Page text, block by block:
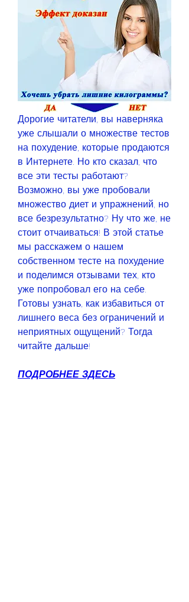
Дорогие читатели, вы наверняка
уже слышали о множестве тестов
на похудение, которые продаются
в Интернете. Но кто сказал, что
все эти тесты работают?
Возможно, вы уже пробовали
множество диет и упражнений, но
все безрезультатно? Ну что же, не
стоит отчаиваться! В этой статье
мы расскажем о нашем
собственном тесте на похудение
и поделимся отзывами тех, кто
уже попробовал его на себе.
Готовы узнать, как избавиться от
лишнего веса без ограничений и
неприятных ощущений? Тогда
читайте дальше!
ПОДРОБНЕЕ ЗДЕСЬ